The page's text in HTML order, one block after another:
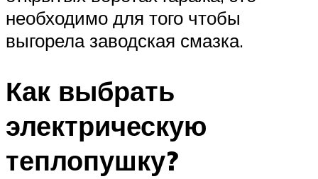
необходимо для того чтобы
выгорела заводская смазка.
Как выбрать
электрическую
теплопушку?